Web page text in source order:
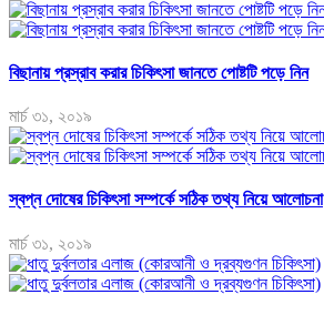
বিছানায় প্রস্রাব করার চিকিৎসা জানতে পোষ্টটি পড়ে নিন
মার্চ ৩১, ২০১৯
স্বপ্ন দোষের চিকিৎসা সম্পর্কে সঠিক তথ্য নিয়ে আলোচনা
মার্চ ৩১, ২০১৯